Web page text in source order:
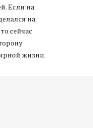
Если на
на
сейчас
жизни.